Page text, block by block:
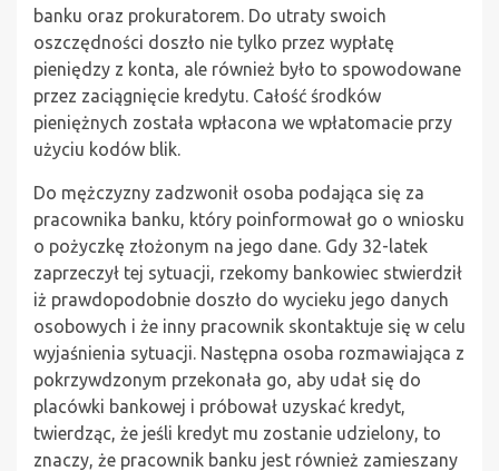
banku oraz prokuratorem. Do utraty swoich
oszczędności doszło nie tylko przez wypłatę
pieniędzy z konta, ale również było to spowodowane
przez zaciągnięcie kredytu. Całość środków
pieniężnych została wpłacona we wpłatomacie przy
użyciu kodów blik.
Do mężczyzny zadzwonił osoba podająca się za
pracownika banku, który poinformował go o wniosku
o pożyczkę złożonym na jego dane. Gdy 32-latek
zaprzeczył tej sytuacji, rzekomy bankowiec stwierdził
iż prawdopodobnie doszło do wycieku jego danych
osobowych i że inny pracownik skontaktuje się w celu
wyjaśnienia sytuacji. Następna osoba rozmawiająca z
pokrzywdzonym przekonała go, aby udał się do
placówki bankowej i próbował uzyskać kredyt,
twierdząc, że jeśli kredyt mu zostanie udzielony, to
znaczy, że pracownik banku jest również zamieszany